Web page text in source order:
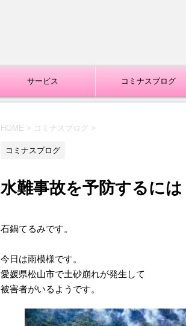
サービス コミナスブログ
HOME > コミナスブログ >
コミナスブログ
水難事故を予防するには
石鍋てるみです。
今日は雨模様です。
愛媛県松山市で土砂崩れが発生して
被害者がいるようです。